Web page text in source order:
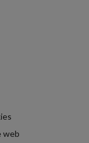
web